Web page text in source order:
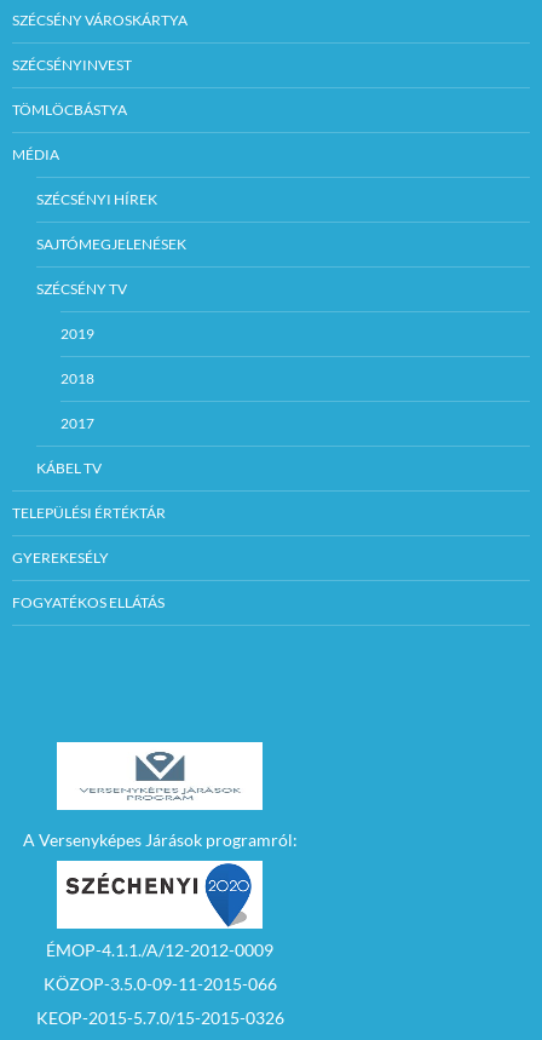
SZÉCSÉNY VÁROSKÁRTYA
SZÉCSÉNYINVEST
TÖMLÖCBÁSTYA
MÉDIA
SZÉCSÉNYI HÍREK
SAJTÓMEGJELENÉSEK
SZÉCSÉNY TV
2019
2018
2017
KÁBEL TV
TELEPÜLÉSI ÉRTÉKTÁR
GYEREKESÉLY
FOGYATÉKOS ELLÁTÁS
A Versenyképes Járások programról:
ÉMOP-4.1.1./A/12-2012-0009
KÖZOP-3.5.0-09-11-2015-066
KEOP-2015-5.7.0/15-2015-0326